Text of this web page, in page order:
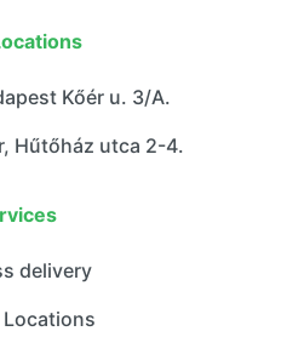
Hűtőház utca 2-4.
Kőér u. 3/A.
delivery